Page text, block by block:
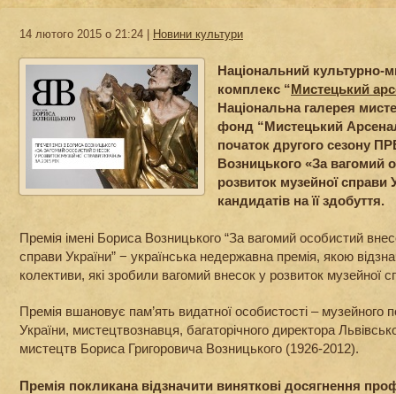
14 лютого 2015 о 21:24 | Новини культури
Національний культурно-
комплекс “Мистецький
Національна галерея
фонд “Мистецький
початок другого сезону
Возницького «За вагомий
розвиток музейної справи
кандидатів на її здобуття.
Премія імені Бориса Возницького “За вагомий особистий
справи України” − українська недержавна премія, якою
колективи, які зробили вагомий внесок у розвиток музейної
Премія вшановує пам’ять видатної особистості – музейного
України, мистецтвознавця, багаторічного директора
мистецтв Бориса Григоровича Возницького (1926-2012).
Премія покликана відзначити виняткові досягнення